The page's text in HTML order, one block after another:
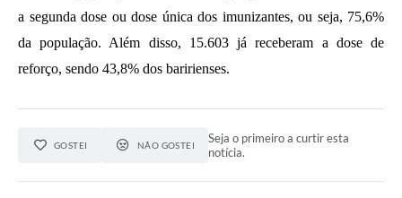
a segunda dose ou dose única dos imunizantes, ou seja, 75,6%
da população. Além disso, 15.603 já receberam a dose de
reforço, sendo 43,8% dos baririenses.
GOSTEI NÃO GOSTEI
Seja o primeiro a curtir esta
notícia.